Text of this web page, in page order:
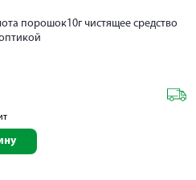
порошок10г чистящее средство